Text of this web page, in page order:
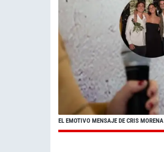
EL EMOTIVO MENSAJE DE CRIS